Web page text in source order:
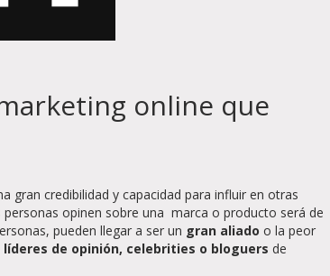
online que
gran credibilidad y capacidad para influir en otras
opinen sobre una marca o producto será de
pueden llegar a ser un gran aliado o la peor
líderes de opinión, celebrities o bloguers de